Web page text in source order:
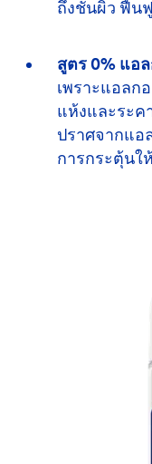
ถึงชั้นผิว ฟื้นฟู
สูตร 0% แอ
เพราะแอลก
แห้งและระค
ปราศจากแอ
การกระตุ้นใ